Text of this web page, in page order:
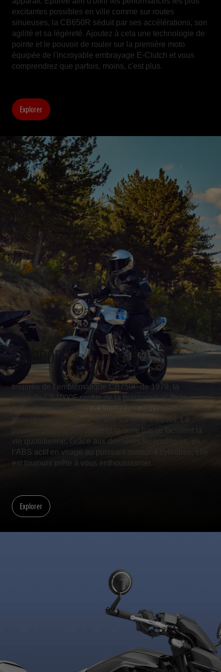
excitantes possibles en ville comme sur routes
sinueuses, la CB650R séduit par ses accélérations, son
agilité et sa légèreté. Ajoutez à cela une technologie de
pointe et le pouvoir de rouler sur la première moto
équipée de l'incroyable embrayage E-Clutch et vous
comprendrez que parfois, moins, c'est plus.
Explorer
CB1000F
Inspirée de l’emblématique CB750F de 1979, la
nouvelle CB1000F profite de la puissance et de la
technologie des motos d'aujourd'hui. Découvrez des
sensations de conduite et une sonorité uniques. La
position de conduite droite et la selle basse facilitent la
vie quotidienne. Grâce aux dernières technologies, de
l’ABS actif en virage au puissant moteur 4 cylindres, elle
est toujours prête à vous enthousiasmer.
Explorer